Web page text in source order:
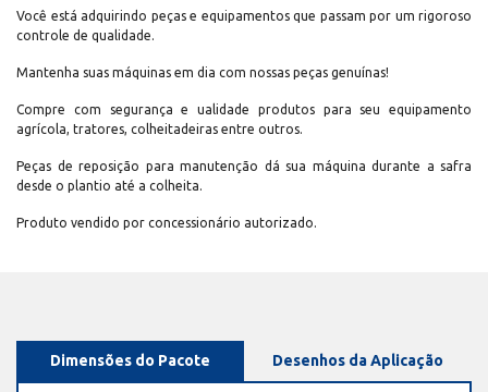
Você está adquirindo peças e equipamentos que passam por um rigoroso
controle de qualidade.
Mantenha suas máquinas em dia com nossas peças genuínas!
Compre com segurança e ualidade produtos para seu equipamento
agrícola, tratores, colheitadeiras entre outros.
Peças de reposição para manutenção dá sua máquina durante a safra
desde o plantio até a colheita.
Produto vendido por concessionário autorizado.
Dimensões do Pacote Desenhos da Aplicação